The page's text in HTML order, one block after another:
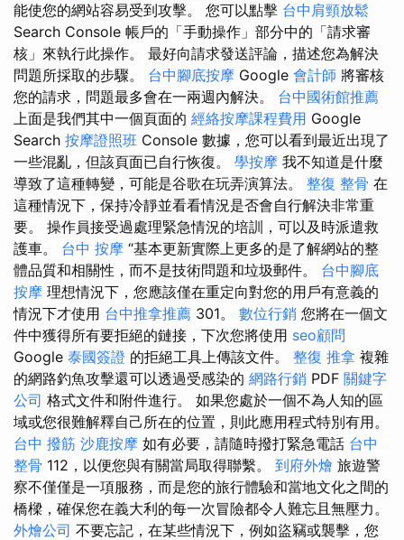
能使您的網站容易受到攻擊。 您可以點擊 台中肩頸放鬆
Search Console 帳戶的「手動操作」部分中的「請求審
核」來執行此操作。 最好向請求發送評論，描述您為解決
問題所採取的步驟。 台中腳底按摩 Google 會計師 將審核
您的請求，問題最多會在一兩週內解決。 台中國術館推薦
上面是我們其中一個頁面的 經絡按摩課程費用 Google
Search 按摩證照班 Console 數據，您可以看到最近出現了
一些混亂，但該頁面已自行恢復。 學按摩 我不知道是什麼
導致了這種轉變，可能是谷歌在玩弄演算法。 整復 整骨 在
這種情況下，保持冷靜並看看情況是否會自行解決非常重
要。 操作員接受過處理緊急情況的培訓，可以及時派遣救
護車。 台中 按摩 “基本更新實際上更多的是了解網站的整
體品質和相關性，而不是技術問題和垃圾郵件。 台中腳底
按摩 理想情況下，您應該僅在重定向對您的用戶有意義的
情況下才使用 台中推拿推薦 301。 數位行銷 您將在一個文
件中獲得所有要拒絕的鏈接，下次您將使用 seo顧問
Google 泰國簽證 的拒絕工具上傳該文件。 整復 推拿 複雜
的網路釣魚攻擊還可以透過受感染的 網路行銷 PDF 關鍵字
公司 格式文件和附件進行。 如果您處於一個不為人知的區
域或您很難解釋自己所在的位置，則此應用程式特別有用。
台中 撥筋 沙鹿按摩 如有必要，請隨時撥打緊急電話 台中
整骨 112，以便您與有關當局取得聯繫。 到府外燴 旅遊警
察不僅僅是一項服務，而是您的旅行體驗和當地文化之間的
橋樑，確保您在義大利的每一次冒險都令人難忘且無壓力。
外燴公司 不要忘記，在某些情況下，例如盜竊或襲擊，您